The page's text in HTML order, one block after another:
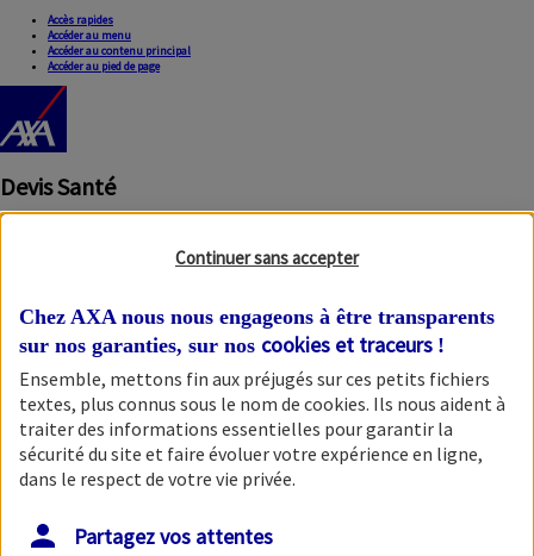
Accès rapides
Accéder au menu
Accéder au contenu principal
Accéder au pied de page
Devis Santé
Fermer la modale
Continuer sans accepter
Chez AXA nous nous engageons à être transparents
sur nos garanties, sur nos cookies et traceurs !
Ensemble, mettons fin aux préjugés sur ces petits fichiers
textes, plus connus sous le nom de cookies. Ils nous aident à
traiter des informations essentielles pour garantir la
sécurité du site et faire évoluer votre expérience en ligne,
dans le respect de votre vie privée.
Partagez vos attentes